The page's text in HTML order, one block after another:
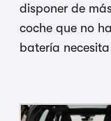
disponer de
coche que no
batería